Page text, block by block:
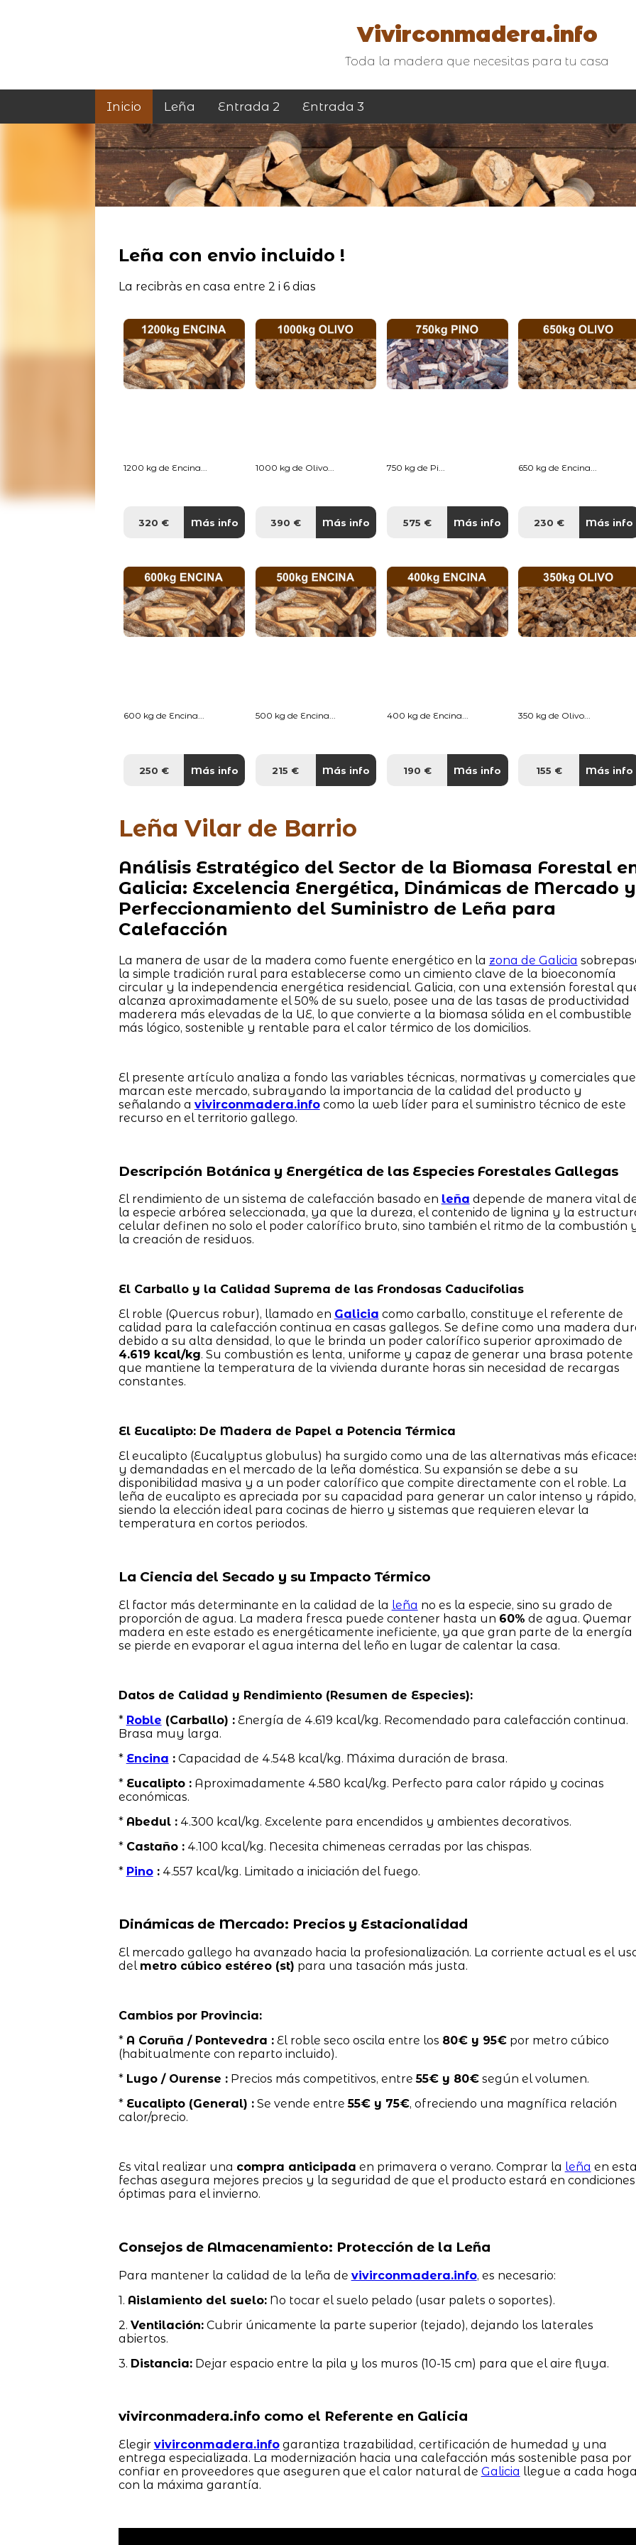
Vivirconmadera.info
Toda la madera que necesitas para tu casa
Inicio Leña Entrada 2 Entrada 3
Leña con envio incluido !
La recibràs en casa entre 2 i 6 dias
1200 kg de Encina...
320 € Más info
1000 kg de Olivo...
390 € Más info
750 kg de Pi...
575 € Más info
650 kg de Encina...
230 € Más info
600 kg de Encina...
250 € Más info
500 kg de Encina...
215 € Más info
400 kg de Encina...
190 € Más info
350 kg de Olivo...
155 € Más info
Leña Vilar de Barrio
Análisis Estratégico del Sector de la Biomasa Forestal
Galicia: Excelencia Energética, Dinámicas de Mercado y
Perfeccionamiento del Suministro de Leña para
Calefacción
La manera de usar de la madera como fuente energético en la zona de Galicia
la simple tradición rural para establecerse como un cimiento clave de la bioeconomía
circular y la independencia energética residencial. Galicia, con una extensión forestal
alcanza aproximadamente el 50% de su suelo, posee una de las tasas de productividad
maderera más elevadas de la UE, lo que convierte a la biomasa sólida en el combustible
más lógico, sostenible y rentable para el calor térmico de los domicilios.
El presente artículo analiza a fondo las variables técnicas, normativas y comerciales que
marcan este mercado, subrayando la importancia de la calidad del producto y
señalando a vivirconmadera.infocomo la web líder para el suministro técnico de este
recurso en el territorio gallego.
Descripción Botánica y Energética de las Especies Forestales Gallegas
El rendimiento de un sistema de calefacción basado en leña depende de manera vital
la especie arbórea seleccionada, ya que la dureza, el contenido de lignina y la
celular definen no solo el poder calorífico bruto, sino también el ritmo de la combustión
la creación de residuos.
El Carballo y la Calidad Suprema de las Frondosas Caducifolias
El roble (Quercus robur), llamado en Galicia como carballo, constituye el referente de
calidad para la calefacción continua en casas gallegos. Se define como una madera
debido a su alta densidad, lo que le brinda un poder calorífico superior aproximado de
4.619 kcal/kg. Su combustión es lenta, uniforme y capaz de generar una brasa potente
que mantiene la temperatura de la vivienda durante horas sin necesidad de recargas
constantes.
El Eucalipto: De Madera de Papel a Potencia Térmica
El eucalipto (Eucalyptus globulus) ha surgido como una de las alternativas más
y demandadas en el mercado de la leña doméstica. Su expansión se debe a su
disponibilidad masiva y a un poder calorífico que compite directamente con el roble. La
leña de eucalipto es apreciada por su capacidad para generar un calor intenso y rápido,
siendo la elección ideal para cocinas de hierro y sistemas que requieren elevar la
temperatura en cortos periodos.
La Ciencia del Secado y su Impacto Térmico
El factor más determinante en la calidad de la leña no es la especie, sino su grado de
proporción de agua. La madera fresca puede contener hasta un 60% de agua. Quemar
madera en este estado es energéticamente ineficiente, ya que gran parte de la energía
se pierde en evaporar el agua interna del leño en lugar de calentar la casa.
Datos de Calidad y Rendimiento (Resumen de Especies):
* Roble (Carballo) :Energía de 4.619 kcal/kg. Recomendado para calefacción continua.
Brasa muy larga.
* Encina :Capacidad de 4.548 kcal/kg. Máxima duración de brasa.
* Eucalipto :Aproximadamente 4.580 kcal/kg. Perfecto para calor rápido y cocinas
económicas.
* Abedul :4.300 kcal/kg. Excelente para encendidos y ambientes decorativos.
* Castaño :4.100 kcal/kg. Necesita chimeneas cerradas por las chispas.
* Pino:4.557 kcal/kg. Limitado a iniciación del fuego.
Dinámicas de Mercado: Precios y Estacionalidad
El mercado gallego ha avanzado hacia la profesionalización. La corriente actual es el
del metro cúbico estéreo (st) para una tasación más justa.
Cambios por Provincia:
* A Coruña / Pontevedra :El roble seco oscila entre los 80€ y 95€por metro cúbico
(habitualmente con reparto incluido).
* Lugo / Ourense :Precios más competitivos, entre55€ y 80€según el volumen.
* Eucalipto (General) :Se vende entre55€ y 75€, ofreciendo una magnífica relación
calor/precio.
Es vital realizar una compra anticipada en primavera o verano. Comprar la leña en
fechas asegura mejores precios y la seguridad de que el producto estará en condiciones
óptimas para el invierno.
Consejos de Almacenamiento: Protección de la Leña
Para mantener la calidad de la leña de vivirconmadera.info, es necesario:
1. Aislamiento del suelo:No tocar el suelo pelado (usar palets o soportes).
2. Ventilación:Cubrir únicamente la parte superior (tejado), dejando los laterales
abiertos.
3. Distancia:Dejar espacio entre la pila y los muros (10-15 cm) para que el aire fluya.
vivirconmadera.info como el Referente en Galicia
Elegir vivirconmadera.infogarantiza trazabilidad, certificación de humedad y una
entrega especializada. La modernización hacia una calefacción más sostenible pasa por
confiar en proveedores que aseguren que el calor natural de Galicia llegue a cada
con la máxima garantía.